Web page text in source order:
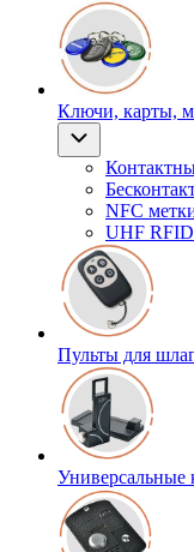
Ключи, карты,
NFC
UHF RFID
Пульты для
Универсальные